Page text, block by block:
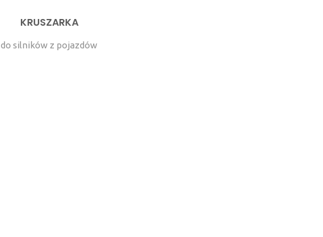
KRUSZARKA
do silników z pojazdów